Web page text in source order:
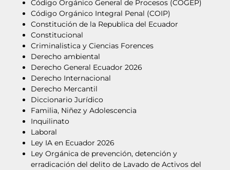
Código Orgánico General de Procesos (COGEP)
Código Orgánico Integral Penal (COIP)
Constitución de la Republica del Ecuador
Constitucional
Criminalistica y Ciencias Forences
Derecho ambiental
Derecho General Ecuador 2026
Derecho Internacional
Derecho Mercantil
Diccionario Jurídico
Familia, Niñez y Adolescencia
Inquilinato
Laboral
Ley IA en Ecuador 2026
Ley Orgánica de prevención, detención y
erradicación del delito de Lavado de Activos del